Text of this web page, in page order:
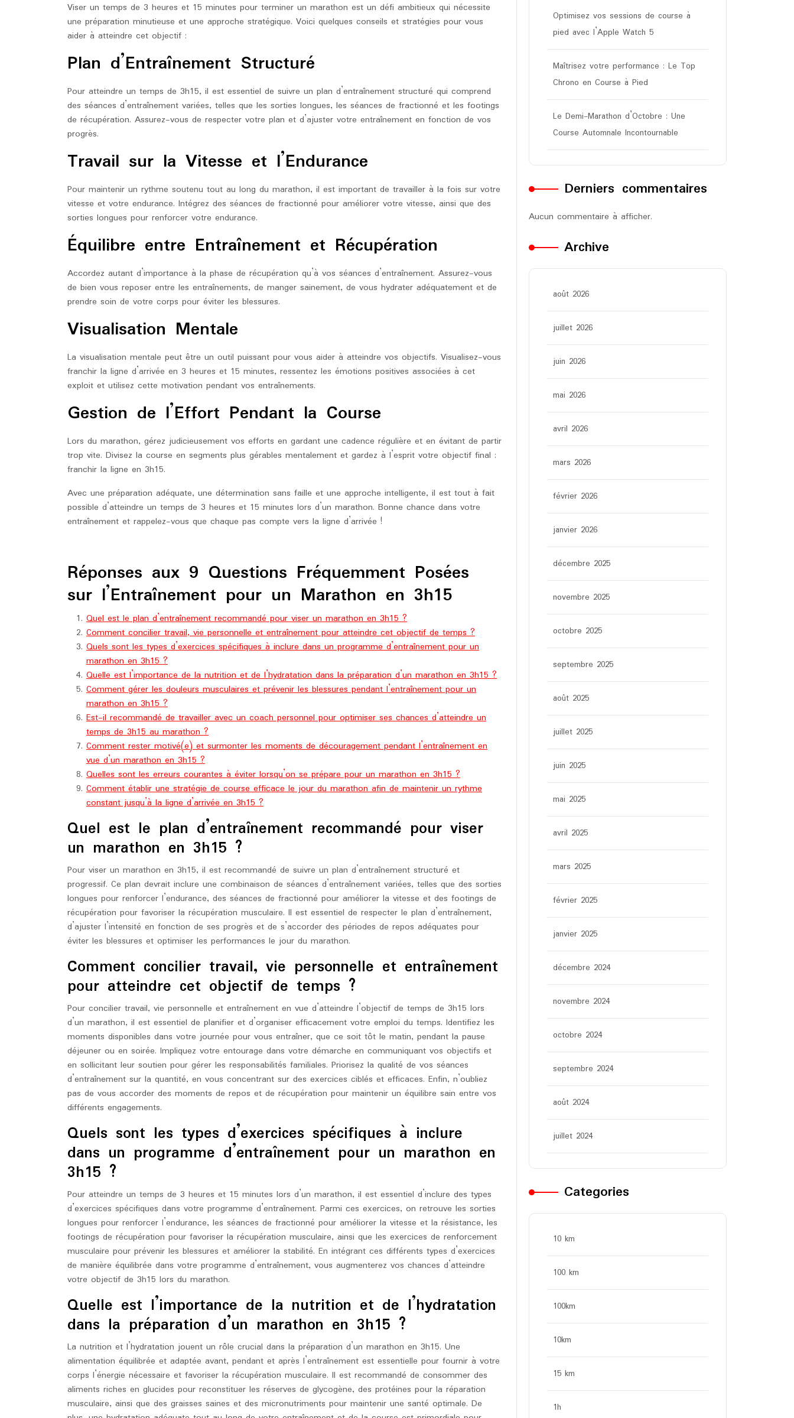
Viser un temps de 3 heures et 15 minutes pour terminer un marathon est un défi ambitieux qui nécessite
une préparation minutieuse et une approche stratégique. Voici quelques conseils et stratégies pour vous
aider à atteindre cet objectif :
Plan d’Entraînement Structuré
Pour atteindre un temps de 3h15, il est essentiel de suivre un plan d’entraînement structuré qui comprend
des séances d’entraînement variées, telles que les sorties longues, les séances de fractionné et les footings
de récupération. Assurez-vous de respecter votre plan et d’ajuster votre entraînement en fonction de vos
progrès.
Travail sur la Vitesse et l’Endurance
Pour maintenir un rythme soutenu tout au long du marathon, il est important de travailler à la fois sur votre
vitesse et votre endurance. Intégrez des séances de fractionné pour améliorer votre vitesse, ainsi que des
sorties longues pour renforcer votre endurance.
Équilibre entre Entraînement et Récupération
Accordez autant d’importance à la phase de récupération qu’à vos séances d’entraînement. Assurez-vous
de bien vous reposer entre les entraînements, de manger sainement, de vous hydrater adéquatement et de
prendre soin de votre corps pour éviter les blessures.
Visualisation Mentale
La visualisation mentale peut être un outil puissant pour vous aider à atteindre vos objectifs. Visualisez-vous
franchir la ligne d’arrivée en 3 heures et 15 minutes, ressentez les émotions positives associées à cet
exploit et utilisez cette motivation pendant vos entraînements.
Gestion de l’Effort Pendant la Course
Lors du marathon, gérez judicieusement vos efforts en gardant une cadence régulière et en évitant de partir
trop vite. Divisez la course en segments plus gérables mentalement et gardez à l’esprit votre objectif final :
franchir la ligne en 3h15.
Avec une préparation adéquate, une détermination sans faille et une approche intelligente, il est tout à fait
possible d’atteindre un temps de 3 heures et 15 minutes lors d’un marathon. Bonne chance dans votre
entraînement et rappelez-vous que chaque pas compte vers la ligne d’arrivée !
Réponses aux 9 Questions Fréquemment Posées
sur l’Entraînement pour un Marathon en 3h15
Quel est le plan d’entraînement recommandé pour viser un marathon en 3h15 ?
Comment concilier travail, vie personnelle et entraînement pour atteindre cet objectif de temps ?
Quels sont les types d’exercices spécifiques à inclure dans un programme d’entraînement pour un
marathon en 3h15 ?
Quelle est l’importance de la nutrition et de l’hydratation dans la préparation d’un marathon en 3h15 ?
Comment gérer les douleurs musculaires et prévenir les blessures pendant l’entraînement pour un
marathon en 3h15 ?
Est-il recommandé de travailler avec un coach personnel pour optimiser ses chances d’atteindre un
temps de 3h15 au marathon ?
Comment rester motivé(e) et surmonter les moments de découragement pendant l’entraînement en
vue d’un marathon en 3h15 ?
Quelles sont les erreurs courantes à éviter lorsqu’on se prépare pour un marathon en 3h15 ?
Comment établir une stratégie de course efficace le jour du marathon afin de maintenir un rythme
constant jusqu’à la ligne d’arrivée en 3h15 ?
Quel est le plan d’entraînement recommandé pour viser
un marathon en 3h15 ?
Pour viser un marathon en 3h15, il est recommandé de suivre un plan d’entraînement structuré et
progressif. Ce plan devrait inclure une combinaison de séances d’entraînement variées, telles que des sorties
longues pour renforcer l’endurance, des séances de fractionné pour améliorer la vitesse et des footings de
récupération pour favoriser la récupération musculaire. Il est essentiel de respecter le plan d’entraînement,
d’ajuster l’intensité en fonction de ses progrès et de s’accorder des périodes de repos adéquates pour
éviter les blessures et optimiser les performances le jour du marathon.
Comment concilier travail, vie personnelle et entraînement
pour atteindre cet objectif de temps ?
Pour concilier travail, vie personnelle et entraînement en vue d’atteindre l’objectif de temps de 3h15 lors
d’un marathon, il est essentiel de planifier et d’organiser efficacement votre emploi du temps. Identifiez les
moments disponibles dans votre journée pour vous entraîner, que ce soit tôt le matin, pendant la pause
déjeuner ou en soirée. Impliquez votre entourage dans votre démarche en communiquant vos objectifs et
en sollicitant leur soutien pour gérer les responsabilités familiales. Priorisez la qualité de vos séances
d’entraînement sur la quantité, en vous concentrant sur des exercices ciblés et efficaces. Enfin, n’oubliez
pas de vous accorder des moments de repos et de récupération pour maintenir un équilibre sain entre vos
différents engagements.
Quels sont les types d’exercices spécifiques à inclure
dans un programme d’entraînement pour un marathon en
3h15 ?
Pour atteindre un temps de 3 heures et 15 minutes lors d’un marathon, il est essentiel d’inclure des types
d’exercices spécifiques dans votre programme d’entraînement. Parmi ces exercices, on retrouve les sorties
longues pour renforcer l’endurance, les séances de fractionné pour améliorer la vitesse et la résistance, les
footings de récupération pour favoriser la récupération musculaire, ainsi que les exercices de renforcement
musculaire pour prévenir les blessures et améliorer la stabilité. En intégrant ces différents types d’exercices
de manière équilibrée dans votre programme d’entraînement, vous augmenterez vos chances d’atteindre
votre objectif de 3h15 lors du marathon.
Quelle est l’importance de la nutrition et de l’hydratation
dans la préparation d’un marathon en 3h15 ?
La nutrition et l’hydratation jouent un rôle crucial dans la préparation d’un marathon en 3h15. Une
alimentation équilibrée et adaptée avant, pendant et après l’entraînement est essentielle pour fournir à votre
corps l’énergie nécessaire et favoriser la récupération musculaire. Il est recommandé de consommer des
aliments riches en glucides pour reconstituer les réserves de glycogène, des protéines pour la réparation
musculaire, ainsi que des graisses saines et des micronutriments pour maintenir une santé optimale. De
Optimisez vos sessions de course à
pied avec l’Apple Watch 5
Maîtrisez votre performance : Le Top
Chrono en Course à Pied
Le Demi-Marathon d’Octobre : Une
Course Automnale Incontournable
Derniers commentaires
Aucun commentaire à afficher.
Archive
août 2026
juillet 2026
juin 2026
mai 2026
avril 2026
mars 2026
février 2026
janvier 2026
décembre 2025
novembre 2025
octobre 2025
septembre 2025
août 2025
juillet 2025
juin 2025
mai 2025
avril 2025
mars 2025
février 2025
janvier 2025
décembre 2024
novembre 2024
octobre 2024
septembre 2024
août 2024
juillet 2024
Categories
10 km
100 km
100km
10km
15 km
1h